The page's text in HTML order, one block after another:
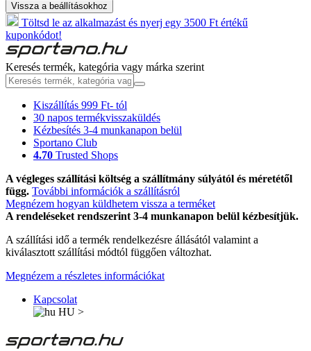
Vissza a beállításokhoz
Töltsd le az alkalmazást és nyerj egy 3500 Ft értékű
kuponkódot!
Keresés termék, kategória vagy márka szerint
Kiszállítás 999 Ft- tól
30 napos termékvisszaküldés
Kézbesítés 3-4 munkanapon belül
Sportano Club
4.70 Trusted Shops
A végleges szállítási költség a szállítmány súlyától és méretétől
függ. További információk a szállításról
Megnézem hogyan küldhetem vissza a terméket
A rendeléseket rendszerint 3-4 munkanapon belül kézbesítjük.
A szállítási idő a termék rendelkezésre állásától valamint a
kiválasztott szállítási módtól függően változhat.
Megnézem a részletes információkat
Kapcsolat
HU >